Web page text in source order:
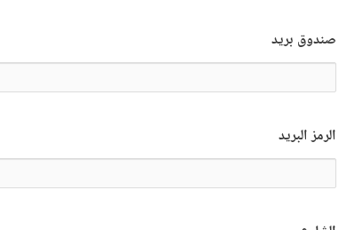
صندوق بريد
الرمز البريد